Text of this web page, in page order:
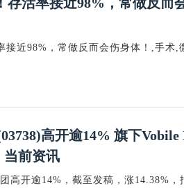
接近98%，常做反而会伤身体！,手术,
高开逾14% 旗下
当前资讯
高开逾14%，截至发稿，涨14.38%，